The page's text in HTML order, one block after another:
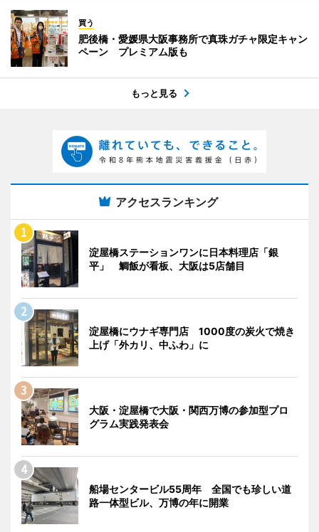
買う
肥後橋・愛媛県大阪事務所で真珠ガチャ限定キャン
ペーン プレミアム版も
もっと見る
アクセスランキング
淀屋橋ステーションワンに日本料理店「銀
平」 鯛飯が看板、大阪は5店舗目
淀屋橋にウナギ専門店 1000度の炭火で焼き
上げ「外カリ、中ふわ」に
大阪・淀屋橋で大阪・関西万博の参加型プロ
グラム実践発表会
船場センタービル55周年 全国でも珍しい道
路一体型ビル、万博の年に開業